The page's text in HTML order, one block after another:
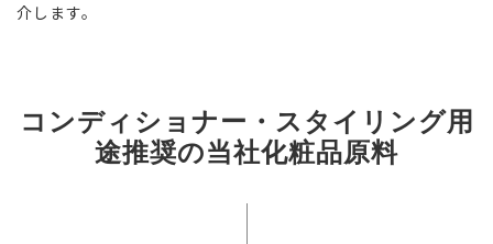
介します。
コンディショナー・スタイリング用
途推奨の当社化粧品原料